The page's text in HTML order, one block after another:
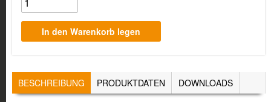
TABS
BESCHREIBUNG (AKTIVER
REITER)
PRODUKTDATEN DOWNLOADS